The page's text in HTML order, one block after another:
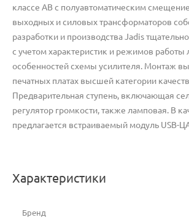
классе АВ с полуавтоматическим
выходных и силовых трансформаторов
разработки и производства Jadis
с учетом характеристик и режимов работы
особенностей схемы усилителя. Монтаж
печатных платах высшей категории
Предварительная ступень, включающая
регулятор громкости, также ламповая. В
предлагается встраиваемый модуль USB-
Характеристики
Бренд